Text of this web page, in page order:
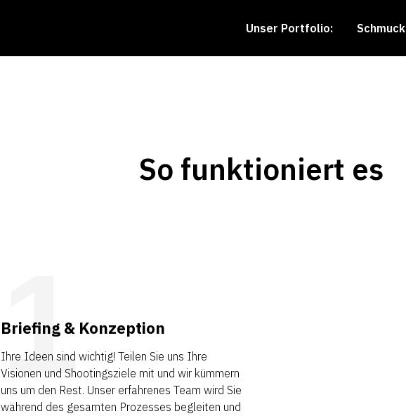
Unser Portfolio: Schmuck
So funktioniert es
Briefing & Konzeption
Ihre Ideen sind wichtig! Teilen Sie uns Ihre
Visionen und Shootingsziele mit und wir kümmern
uns um den Rest. Unser erfahrenes Team wird Sie
während des gesamten Prozesses begleiten und
01